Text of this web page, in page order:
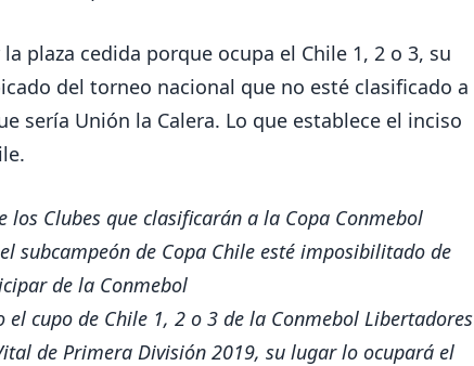
plaza cedida porque ocupa el Chile 1, 2 o 3, su
del torneo nacional que no esté clasificado a
sería Unión la Calera. Lo que establece el inciso
los Clubes que clasificarán a la Copa Conmebol
subcampeón de Copa Chile esté imposibilitado de
de la Conmebol
cupo de Chile 1, 2 o 3 de la Conmebol Libertadores
de Primera División 2019, su lugar lo ocupará el